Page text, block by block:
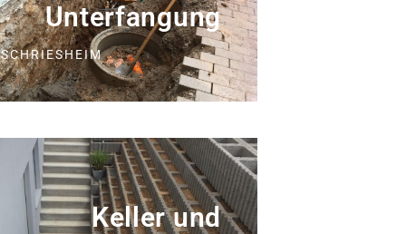
Unterfangung
SCHRIESHEIM
Keller und